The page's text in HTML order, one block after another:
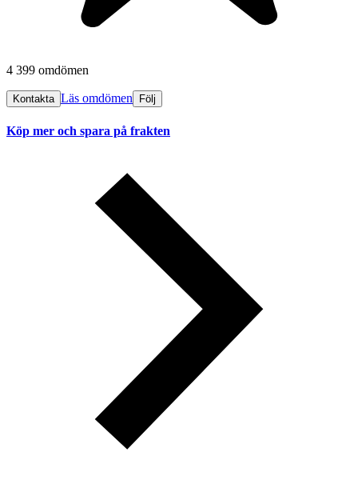
4 399 omdömen
Kontakta Läs omdömen Följ
Köp mer och spara på frakten